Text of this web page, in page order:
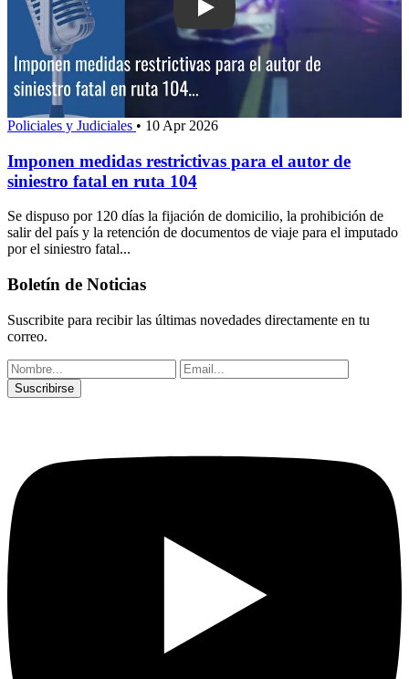
Play: Imponen medidas restrictivas
Policiales y Judiciales • 10 Apr 2026
Imponen medidas restrictivas para el autor de
siniestro fatal en ruta 104
Se dispuso por 120 días la fijación de domicilio, la prohibición de
salir del país y la retención de documentos de viaje para el imputado
por el siniestro fatal...
Boletín de Noticias
Suscribite para recibir las últimas novedades directamente en tu
correo.
Suscribirse